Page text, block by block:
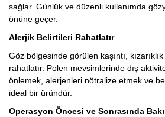
sağlar. Günlük ve düzenli kullanımda
önüne geçer.
Alerjik Belirtileri Rahatlatır
Göz bölgesinde görülen kaşıntı,
rahatlatır. Polen mevsimlerinde dış
önlemek, alerjenleri nötralize etmek ve
ideal bir üründür.
Operasyon Öncesi ve Sonrasında